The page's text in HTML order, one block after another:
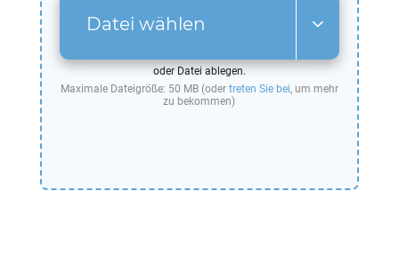
Datei wählen
oder Datei ablegen.
Maximale Dateigröße: 50 MB (oder treten Sie bei, um mehr
zu bekommen)